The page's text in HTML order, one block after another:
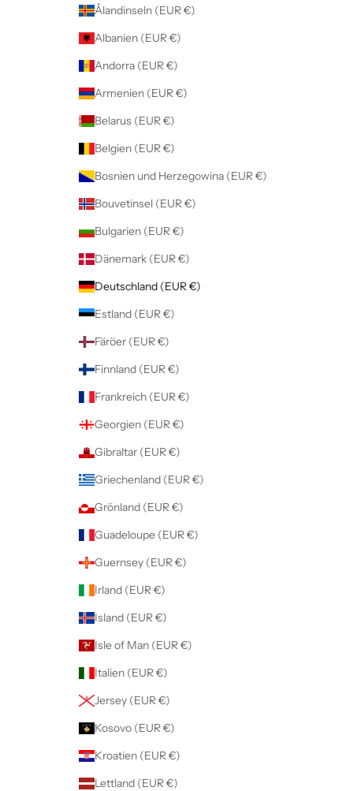
Ålandinseln (EUR €)
Albanien (EUR €)
Andorra (EUR €)
Armenien (EUR €)
Belarus (EUR €)
Belgien (EUR €)
Bosnien und Herzegowina (EUR €)
Bouvetinsel (EUR €)
Bulgarien (EUR €)
Dänemark (EUR €)
Deutschland (EUR €)
Estland (EUR €)
Färöer (EUR €)
Finnland (EUR €)
Frankreich (EUR €)
Georgien (EUR €)
Gibraltar (EUR €)
Griechenland (EUR €)
Grönland (EUR €)
Guadeloupe (EUR €)
Guernsey (EUR €)
Irland (EUR €)
Island (EUR €)
Isle of Man (EUR €)
Italien (EUR €)
Jersey (EUR €)
Kosovo (EUR €)
Kroatien (EUR €)
Lettland (EUR €)